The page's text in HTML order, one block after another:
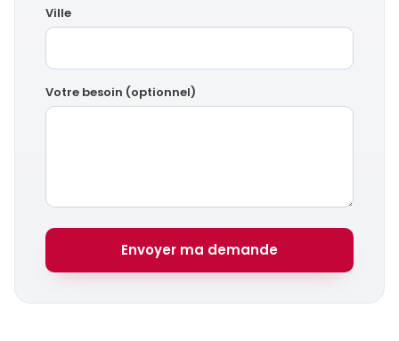
Ville
Votre besoin (optionnel)
Envoyer ma demande